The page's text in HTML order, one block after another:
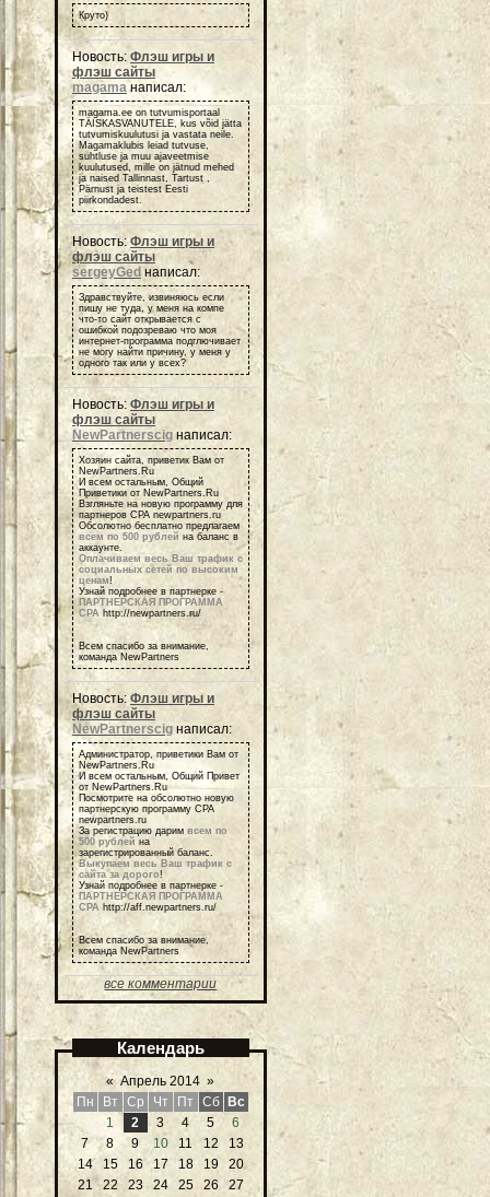
Круто)
Новость: Флэш игры и
флэш сайты
magamaнаписал:
magama.ee on tutvumisportaal
TÄISKASVANUTELE, kus võid jätta
tutvumiskuulutusi ja vastata neile.
Magamaklubis leiad tutvuse,
suhtluse ja muu ajaveetmise
kuulutused, mille on jätnud mehed
ja naised Tallinnast, Tartust ,
Pärnust ja teistest Eesti
piirkondadest.
Новость: Флэш игры и
флэш сайты
sergeyGed написал:
Здравствуйте, извиняюсь если
пишу не туда, у меня на компе
что-то сайт открывается с
ошибкой подозреваю что моя
интернет-программа подглючивает
не могу найти причину, у меня у
одного так или у всех?
Новость: Флэш игры и
флэш сайты
NewPartnerscig написал:
Хозяин сайта, приветик Вам от
NewPartners.Ru
И всем остальным, Общий
Приветики от NewPartners.Ru
Взгляньте на новую программу для
партнеров СРА newpartners.ru
Обсолютно бесплатно предлагаем
всем по 500 рублей на баланс в
аккаунте.
Оплачиваем весь Ваш трафик с
социальных сетей по высоким
ценам!
Узнай подробнее в партнерке -
ПАРТНЕРСКАЯ ПРОГРАММА
СРА http://newpartners.ru/
Всем спасибо за внимание,
команда NewPartners
Новость: Флэш игры и
флэш сайты
NewPartnerscig написал:
Администратор, приветики Вам от
NewPartners.Ru
И всем остальным, Общий Привет
от NewPartners.Ru
Посмотрите на обсолютно новую
партнерскую программу СРА
newpartners.ru
За регистрацию дарим всем по
500 рублей на
зарегистрированный баланс.
Выкупаем весь Ваш трафик с
сайта за дорого!
Узнай подробнее в партнерке -
ПАРТНЕРСКАЯ ПРОГРАММА
СРА http://aff.newpartners.ru/
Всем спасибо за внимание,
команда NewPartners
все комментарии
Календарь
« Апрель 2014 »
Пн
Вт Ср Чт Пт Сб
Вс
1
2 3 4 5
6
7
8 9 10 11 12
13
14
15 16 17 18 19
20
21
22 23 24 25 26
27